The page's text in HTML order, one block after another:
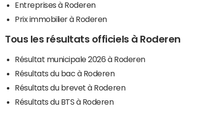
Entreprises à Roderen
Prix immobilier à Roderen
Tous les résultats officiels à Roderen
Résultat municipale 2026 à Roderen
Résultats du bac à Roderen
Résultats du brevet à Roderen
Résultats du BTS à Roderen